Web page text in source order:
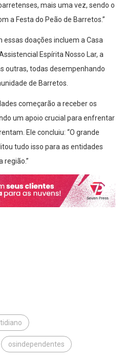
a Festa do Peão de Barretos.”
Espírita Nosso Lar, a
outras, todas desempenhando
de Barretos.
um apoio crucial para enfrentar
Ele concluiu: “O grande
tudo isso para as entidades
região.”
osindependentes